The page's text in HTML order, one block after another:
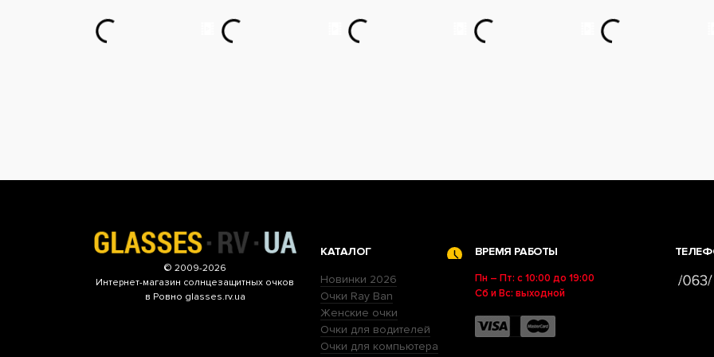
© 2009-2026
Интернет-магазин солнцезащитных очков
в Ровно glasses.rv.ua
КАТАЛОГ
Новинки 2026
Очки Ray Ban
Женские очки
Очки для водителей
Очки для компьютера
ВРЕМЯ РАБОТЫ
Пн – Пт: с 10:00 до 19:00
Сб и Вс: выходной